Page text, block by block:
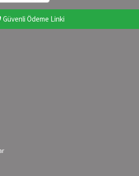
Güvenli Ödeme Linki